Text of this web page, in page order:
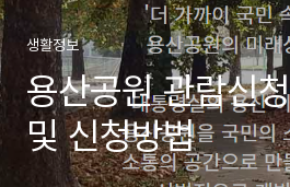
생활정보
용산공원 관람신
및 신청방법